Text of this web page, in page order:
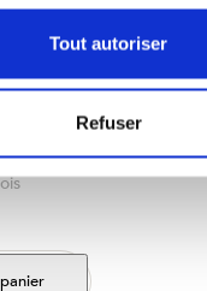
Tout autoriser
Refuser
5 / 5- 4avis